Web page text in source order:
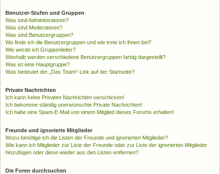
Benutzer-Stufen und Gruppen
Was sind Administratoren?
Was sind Moderatoren?
Was sind Benutzergruppen?
Wo finde ich die Benutzergruppen und wie trete ich ihnen bei?
Wie werde ich Gruppenleiter?
Weshalb werden verschiedene Benutzergruppen farbig dargestellt?
Was ist eine Hauptgruppe?
Was bedeutet der „Das Team“-Link auf der Startseite?
Private Nachrichten
Ich kann keine Privaten Nachrichten verschicken!
Ich bekomme ständig unerwünschte Private Nachrichten!
Ich habe eine Spam-E-Mail von einem Mitglied dieses Forums erhalten!
Freunde und ignorierte Mitglieder
Wozu benötige ich die Listen der Freunde und ignorierten Mitglieder?
Wie kann ich Mitglieder zur Liste der Freunde oder zur Liste der ignorierten Mitglieder
hinzufügen oder diese wieder aus den Listen entfernen?
Die Foren durchsuchen